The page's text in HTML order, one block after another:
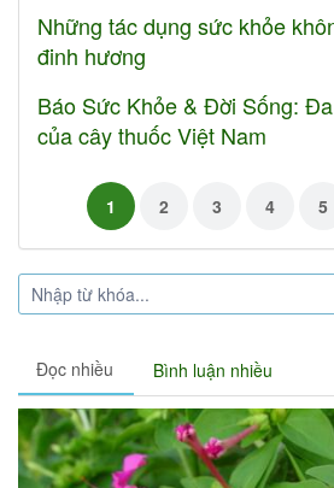
Những tác dụng sức khỏe
đinh hương
Báo Sức Khỏe & Đời Sống:
của cây thuốc Việt Nam
1 2 3 4 5
Đọc nhiều Bình luận nhiều